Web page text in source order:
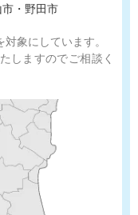
・野田市
象にしています。
しますのでご相談く